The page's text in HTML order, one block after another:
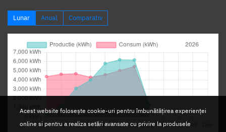
Acest website folosește cookie-uri pentru îmbunătățirea experienței
online si pentru a realiza setări avansate cu privire la produsele
Lunar Anual Comparativ